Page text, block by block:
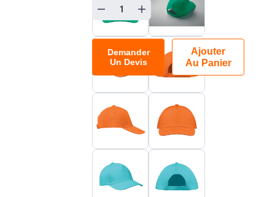
Demander
Un Devis
Ajouter
Au Panier